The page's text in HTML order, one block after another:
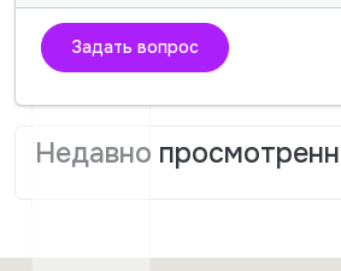
Задать вопрос
Недавно